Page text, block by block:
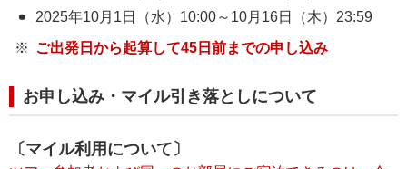
2025年10月1日（水）10:00～10月16日（木）23:59
ご出発日から起算して45日前までの申し込み
お申し込み・マイル引き落としについて
〔マイル利用について〕